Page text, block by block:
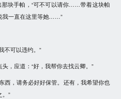
块手帕，“可不可以请你……带着这块帕
我一直在这里等她……”
可以违约。”
应道：“好，我帮你去找云卿。”
，请务必好好保管。还有，我希望你也
”